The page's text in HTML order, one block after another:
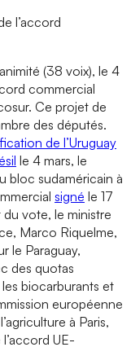
l’accord
(38 voix), le 4
commercial
Ce projet de
des députés.
de l’Uruguay
le 4 mars, le
bloc sudaméricain à
signé le 17
du vote, le ministre
Marco Riquelme,
le Paraguay,
des quotas
biocarburants et
européenne
à Paris,
l’accord UE-